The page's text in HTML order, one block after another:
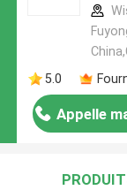
5.0
Appelle